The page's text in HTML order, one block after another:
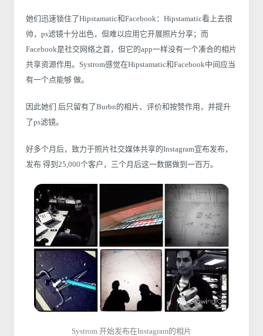
她们迅速锁住了Hipstamatic和Facebook：Hipstamatic看上去很
帅，ps滤镜十分出色，但难以应用它开展照片分享；而
Facebook是社交网络之首，但它的app一样没有一个凑合的相片
共享资源作用。Systrom感觉在Hipstamatic和Facebook中间应当
有一个点能够 做。
因此她们 后只留有了Burbn的相片、评价和按赞作用，并提升
了ps滤镜。
好多个月后，致力于照片社交媒体共享的Instagram宣布发布，
发布 得到25,000个客户，三个月后这一数据做到一百万。
Systrom 开始发布在Instagram的相片